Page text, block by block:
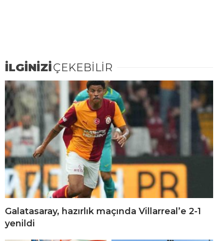
İLGİNİZİÇEKEBİLİR
Galatasaray, hazırlık maçında Villarreal’e 2-1
yenildi